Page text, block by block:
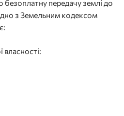
безоплатну передачу землі до
з Земельним кодексом